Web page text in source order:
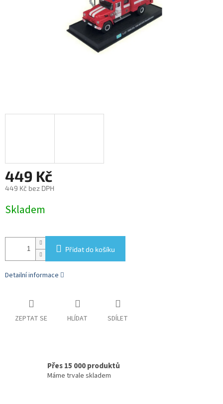
449 Kč
449 Kč bez DPH
cena:
Skladem
Přidat do košíku
Detailní informace
ZEPTAT SE HLÍDAT SDÍLET
Přes 15 000 produktů
Máme trvale skladem